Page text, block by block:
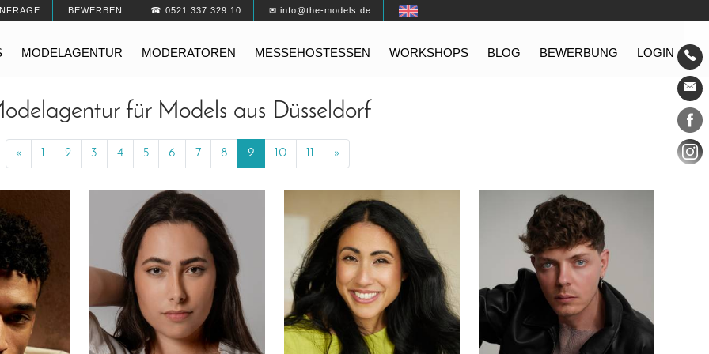
BEWERBEN ☎ 0521 337 329 10 ✉ info@the-models.de
MODELAGENTUR MODERATOREN MESSEHOSTESSEN WORKSHOPS BLOG BEWERBUNG LOGIN
für Models aus Düsseldorf
«Previous 2 3 4 5 6 7 8 9 10 »Next